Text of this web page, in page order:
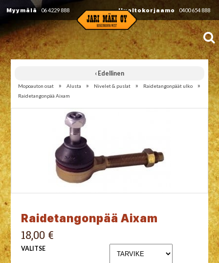
Myymälä 06 4229 888 Huoltokorjaamo 0400 654 888
‹ Edellinen
Mopoauton osat » Alusta » Nivelet & puslat » Raidetangonpäät ulko »
Raidetangonpää Aixam
Raidetangonpää Aixam
18,00 €
VALITSE